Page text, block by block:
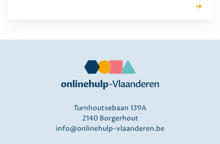
Turnhoutsebaan 139A
2140 Borgerhout
info@onlinehulp-vlaanderen.be